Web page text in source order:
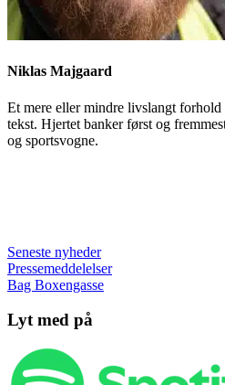
Niklas Majgaard
Et mere eller mindre livslangt
tekst. Hjertet banker først og
og sportsvogne.
Seneste nyheder
Pressemeddelelser
Bag Boxengasse
Lyt med på